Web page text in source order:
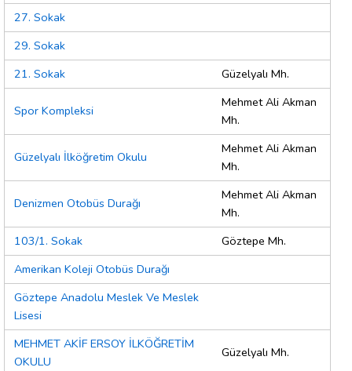
27. Sokak
29. Sokak
21. Sokak
Güzelyalı Mh.
Spor Kompleksi
Mehmet Ali Akman
Mh.
Güzelyalı İlköğretim Okulu
Mehmet Ali Akman
Mh.
Denizmen Otobüs Durağı
Mehmet Ali Akman
Mh.
103/1. Sokak
Göztepe Mh.
Amerikan Koleji Otobüs Durağı
Göztepe Anadolu Meslek Ve Meslek
Lisesi
MEHMET AKİF ERSOY İLKÖĞRETİM
OKULU
Güzelyalı Mh.